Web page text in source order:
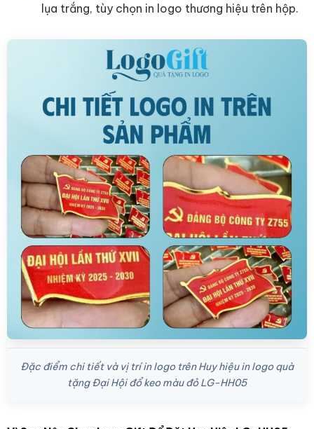
lụa trắng, tùy chọn in logo thương hiệu trên hộp.
Đặc điểm chi tiết và vị trí in logo trên Huy hiệu in logo quà
tặng Đại Hội đổ keo màu đỏ LG-HH05